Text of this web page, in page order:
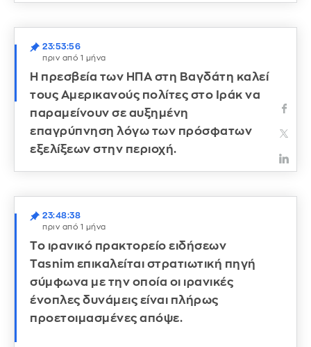
23:53:56
πριν από 1 μήνα
Η πρεσβεία των ΗΠΑ στη Βαγδάτη καλεί
τους Αμερικανούς πολίτες στο Ιράκ να
παραμείνουν σε αυξημένη
επαγρύπνηση λόγω των πρόσφατων
εξελίξεων στην περιοχή.
23:48:38
πριν από 1 μήνα
Το ιρανικό πρακτορείο ειδήσεων
Tasnim επικαλείται στρατιωτική πηγή
σύμφωνα με την οποία οι ιρανικές
ένοπλες δυνάμεις είναι πλήρως
προετοιμασμένες απόψε.